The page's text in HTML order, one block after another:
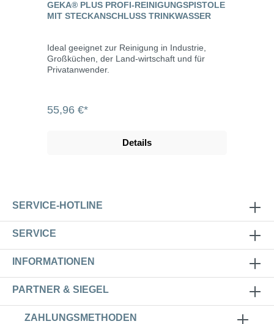
GEKA® PLUS PROFI-REINIGUNGSPISTOLE
MIT STECKANSCHLUSS TRINKWASSER
Ideal geeignet zur Reinigung in Industrie,
Großküchen, der Land-wirtschaft und für
Privatanwender.
55,96 €*
Details
SERVICE-HOTLINE
SERVICE
INFORMATIONEN
PARTNER & SIEGEL
ZAHLUNGSMETHODEN